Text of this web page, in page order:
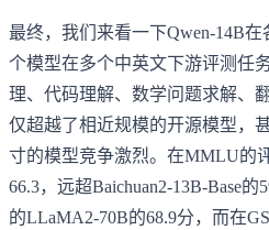
最终，我们来看一下Qwen-14B
个模型在多个中英文下游评测任
理、代码理解、数学问题求解、
仅超越了相近规模的开源模型，
寸的模型竞争激烈。在MMLU的
66.3，远超Baichuan2-13B-Base
的LLaMA2-70B的68.9分，而在